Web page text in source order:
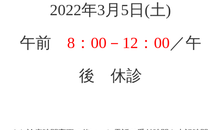
2022年3月5日(土)
午前 8：00－12：00／午
後 休診